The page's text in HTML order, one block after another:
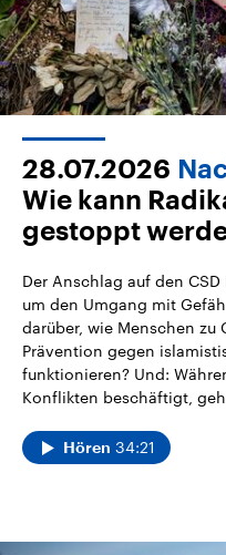
28.07.2026
Wie kann
gestoppt
Der Anschlag auf den
um den Umgang mit
darüber, wie Menschen zu
Prävention gegen
funktionieren? Und:
Konflikten beschäftigt,
Hören 34:21